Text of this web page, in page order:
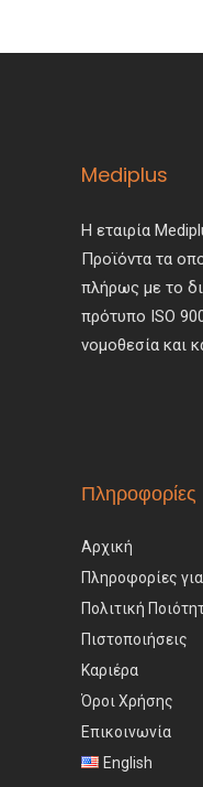
Mediplus
Η εταιρία
Προϊόντα τα
πλήρως με το
πρότυπο ISO
νομοθεσία και
Πληροφορίες
Αρχική
Πληροφορίες
Πολιτική
Πιστοποιήσεις
Καριέρα
Όροι Χρήσης
Επικοινωνία
English